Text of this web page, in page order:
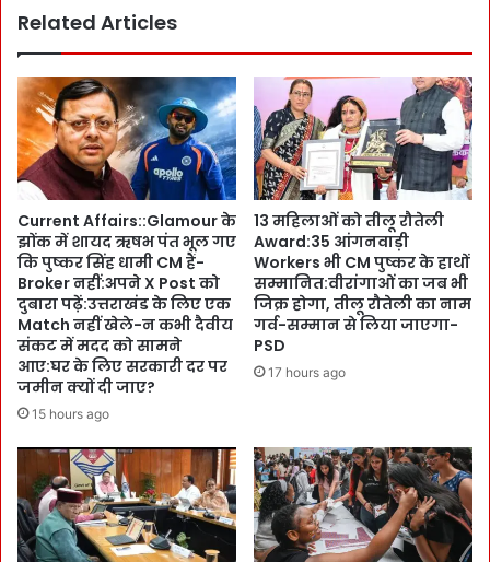
o
:
या
त्रि
यों
को
न
हीं
क
र
नी
हों
गी
से
ह
त
क्र
e
G
r
o
u
p
प्र
मु
ख
रा
जी
व
अ
ग्र
वा
ल
w
a
r
d
Related Articles
Current Affairs::Glamour के
झोंक में शायद ऋषभ पंत भूल गए
कि पुष्कर सिंह धामी CM हैं-
Broker नहीं:अपने X Post को
दुबारा पढ़ें:उत्तराखंड के लिए एक
Match नहीं खेले-न कभी दैवीय
संकट में मदद को सामने
आए:घर के लिए सरकारी दर पर
जमीन क्यों दी जाए?
15 hours ago
13 महिलाओं को तीलू रौतेली
Award:35 आंगनवाड़ी
Workers भी CM पुष्कर के हाथों
सम्मानित:वीरांगाओं का जब भी
जिक्र होगा, तीलू रौतेली का नाम
गर्व-सम्मान से लिया जाएगा-
PSD
17 hours ago